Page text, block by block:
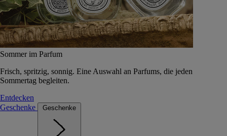
Sommer im Parfum
Frisch, spritzig, sonnig. Eine Auswahl an Parfums, die jeden
Sommertag begleiten.
Entdecken
Geschenke
Geschenke